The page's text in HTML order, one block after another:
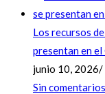
Los recursos
presentan en el
junio 10, 2026/
Sin comentarios